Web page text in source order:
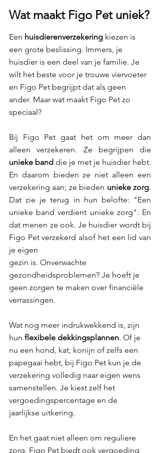
Wat maakt Figo Pet uniek?
Een huisdierenverzekering kiezen is
een grote beslissing. Immers, je
huisdier is een deel van je familie. Je
wilt het beste voor je trouwe viervoeter
en Figo Pet begrijpt dat als geen
ander. Maar wat maakt Figo Pet zo
speciaal?
Bij Figo Pet gaat het om meer dan
unieke band die je met je huisdier hebt.
En daarom bieden ze niet alleen een
verzekering aan; ze bieden unieke zorg.
Dat zie je terug in hun belofte: "Een
unieke band verdient unieke zorg". En
dat menen ze ook. Je huisdier wordt bij
Figo Pet verzekerd alsof het een lid van
je eigen
gezin is. Onverwachte
gezondheidsproblemen? Je hoeft je
geen zorgen te maken over financiële
verrassingen.
Wat nog meer indrukwekkend is, zijn
hun flexibele dekkingsplannen. Of je
nu een hond, kat, konijn of zelfs een
papegaai hebt, bij Figo Pet kun je de
verzekering volledig naar eigen wens
samenstellen. Je kiest zelf het
vergoedingspercentage en de
jaarlijkse uitkering.
En het gaat niet alleen om reguliere
zorg. Figo Pet biedt ook vergoeding